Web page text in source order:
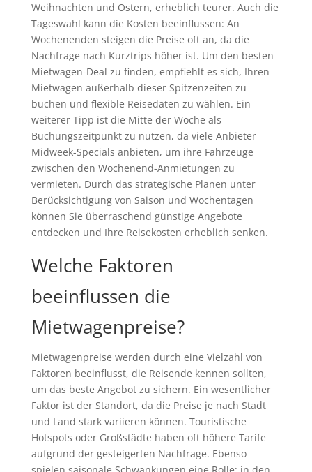
Weihnachten und Ostern, erheblich teurer. Auch die
Tageswahl kann die Kosten beeinflussen: An
Wochenenden steigen die Preise oft an, da die
Nachfrage nach Kurztrips höher ist. Um den besten
Mietwagen-Deal zu finden, empfiehlt es sich, Ihren
Mietwagen außerhalb dieser Spitzenzeiten zu
buchen und flexible Reisedaten zu wählen. Ein
weiterer Tipp ist die Mitte der Woche als
Buchungszeitpunkt zu nutzen, da viele Anbieter
Midweek-Specials anbieten, um ihre Fahrzeuge
zwischen den Wochenend-Anmietungen zu
vermieten. Durch das strategische Planen unter
Berücksichtigung von Saison und Wochentagen
können Sie überraschend günstige Angebote
entdecken und Ihre Reisekosten erheblich senken.
Welche Faktoren
beeinflussen die
Mietwagenpreise?
Mietwagenpreise werden durch eine Vielzahl von
Faktoren beeinflusst, die Reisende kennen sollten,
um das beste Angebot zu sichern. Ein wesentlicher
Faktor ist der Standort, da die Preise je nach Stadt
und Land stark variieren können. Touristische
Hotspots oder Großstädte haben oft höhere Tarife
aufgrund der gesteigerten Nachfrage. Ebenso